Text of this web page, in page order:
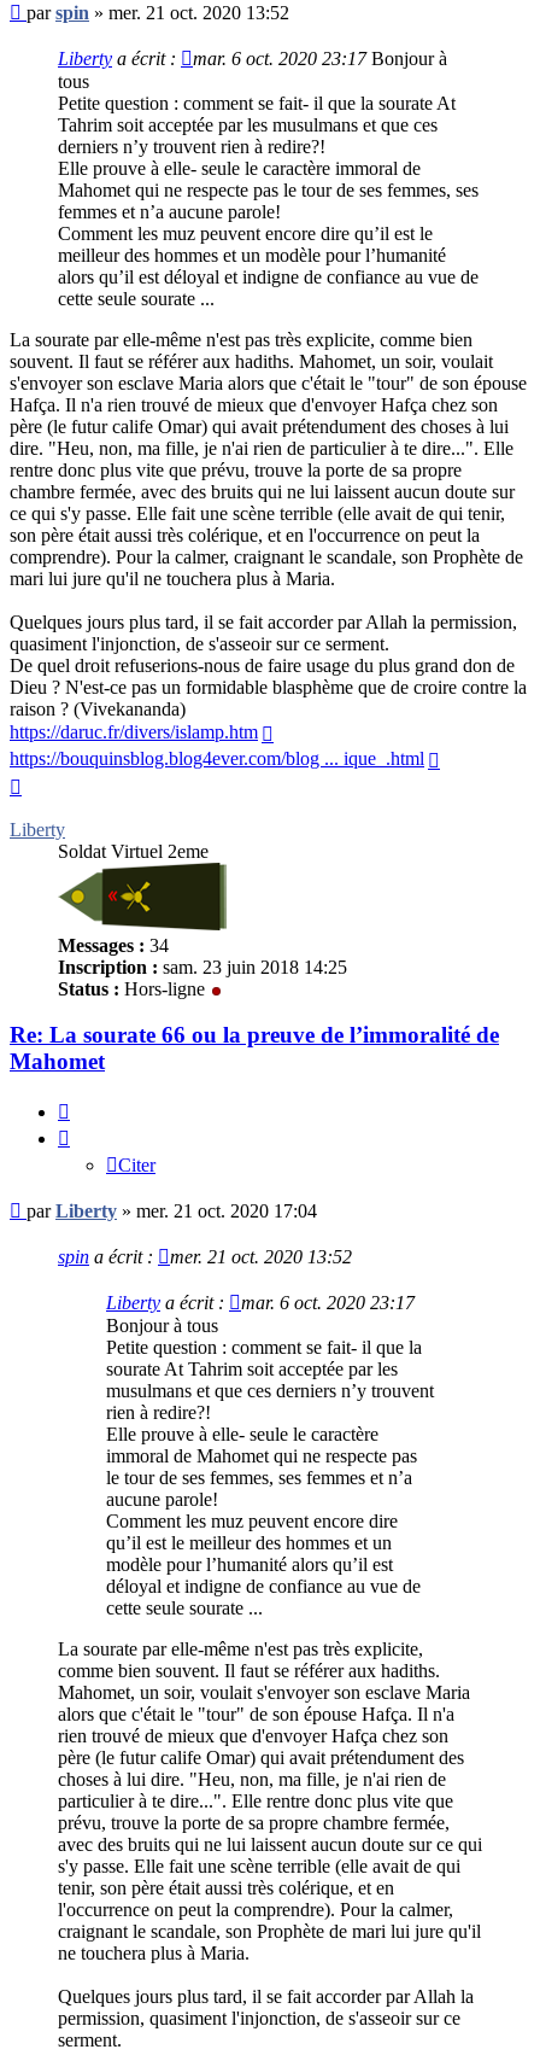
Message
non
parspin » mer. 21 oct. 2020 13:52
Liberty a écrit : mar. 6 oct. 2020 23:17Bonjour à
tous
Petite question : comment se fait- il que la sourate At
Tahrim soit acceptée par les musulmans et que ces
derniers n’y trouvent rien à redire?!
Elle prouve à elle- seule le caractère immoral de
Mahomet qui ne respecte pas le tour de ses femmes, ses
femmes et n’a aucune parole!
Comment les muz peuvent encore dire qu’il est le
meilleur des hommes et un modèle pour l’humanité
alors qu’il est déloyal et indigne de confiance au vue de
cette seule sourate ...
La sourate par elle-même n'est pas très explicite, comme bien
souvent. Il faut se référer aux hadiths. Mahomet, un soir, voulait
s'envoyer son esclave Maria alors que c'était le "tour" de son épouse
Hafça. Il n'a rien trouvé de mieux que d'envoyer Hafça chez son
père (le futur calife Omar) qui avait prétendument des choses à lui
dire. "Heu, non, ma fille, je n'ai rien de particulier à te dire...". Elle
rentre donc plus vite que prévu, trouve la porte de sa propre
chambre fermée, avec des bruits qui ne lui laissent aucun doute sur
ce qui s'y passe. Elle fait une scène terrible (elle avait de qui tenir,
son père était aussi très colérique, et en l'occurrence on peut la
comprendre). Pour la calmer, craignant le scandale, son Prophète de
mari lui jure qu'il ne touchera plus à Maria.
Quelques jours plus tard, il se fait accorder par Allah la permission,
quasiment l'injonction, de s'asseoir sur ce serment.
De quel droit refuserions-nous de faire usage du plus grand don de
Dieu ? N'est-ce pas un formidable blasphème que de croire contre la
raison ? (Vivekananda)
https://daruc.fr/divers/islamp.htm
https://bouquinsblog.blog4ever.com/blog ... ique_.html
Liberty
Soldat Virtuel 2eme
Messages : 34
Inscription : sam. 23 juin 2018 14:25
Status : Hors-ligne
Re: La sourate 66 ou la preuve de l’immoralité de
Mahomet
Citer
Message
non
parLiberty » mer. 21 oct. 2020 17:04
spin a écrit : mer. 21 oct. 2020 13:52
Liberty a écrit :
mar. 6 oct. 2020 23:17
Bonjour à tous
Petite question : comment se fait- il que la
sourate At Tahrim soit acceptée par les
musulmans et que ces derniers n’y trouvent
rien à redire?!
Elle prouve à elle- seule le caractère
immoral de Mahomet qui ne respecte pas
le tour de ses femmes, ses femmes et n’a
aucune parole!
Comment les muz peuvent encore dire
qu’il est le meilleur des hommes et un
modèle pour l’humanité alors qu’il est
déloyal et indigne de confiance au vue de
cette seule sourate ...
La sourate par elle-même n'est pas très explicite,
comme bien souvent. Il faut se référer aux hadiths.
Mahomet, un soir, voulait s'envoyer son esclave Maria
alors que c'était le "tour" de son épouse Hafça. Il n'a
rien trouvé de mieux que d'envoyer Hafça chez son
père (le futur calife Omar) qui avait prétendument des
choses à lui dire. "Heu, non, ma fille, je n'ai rien de
particulier à te dire...". Elle rentre donc plus vite que
prévu, trouve la porte de sa propre chambre fermée,
avec des bruits qui ne lui laissent aucun doute sur ce qui
s'y passe. Elle fait une scène terrible (elle avait de qui
tenir, son père était aussi très colérique, et en
l'occurrence on peut la comprendre). Pour la calmer,
craignant le scandale, son Prophète de mari lui jure qu'il
ne touchera plus à Maria.
Quelques jours plus tard, il se fait accorder par Allah la
permission, quasiment l'injonction, de s'asseoir sur ce
serment.